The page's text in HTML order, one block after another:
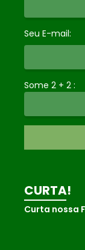
Seu E-mail:
Some 2 + 2 :
CURTA!
Curta nossa